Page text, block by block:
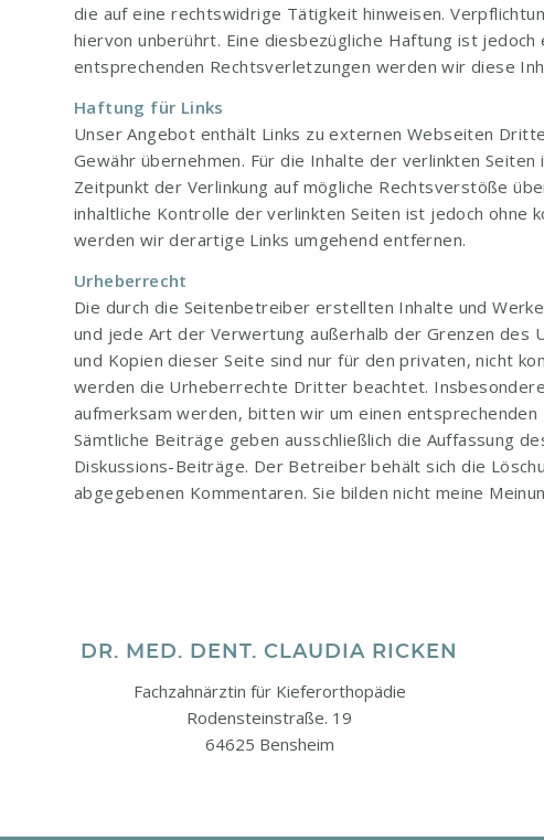
die auf eine rechtswidrige Tätigkeit hinweisen.
hiervon unberührt. Eine diesbezügliche Haftung ist
entsprechenden Rechtsverletzungen werden wir diese
Haftung für Links
Unser Angebot enthält Links zu externen Webseiten
Gewähr übernehmen. Für die Inhalte der verlinkten
Zeitpunkt der Verlinkung auf mögliche Rechtsverstöße
inhaltliche Kontrolle der verlinkten Seiten ist jedoch ohne
werden wir derartige Links umgehend entfernen.
Urheberrecht
Die durch die Seitenbetreiber erstellten Inhalte und
und jede Art der Verwertung außerhalb der Grenzen
und Kopien dieser Seite sind nur für den privaten, nicht
werden die Urheberrechte Dritter beachtet.
aufmerksam werden, bitten wir um einen
Sämtliche Beiträge geben ausschließlich die Auffassung
Diskussions-Beiträge. Der Betreiber behält sich die
abgegebenen Kommentaren. Sie bilden nicht meine
DR. MED. DENT. CLAUDIA RICKEN
Fachzahnärztin für Kieferorthopädie
Rodensteinstraße. 19
64625 Bensheim